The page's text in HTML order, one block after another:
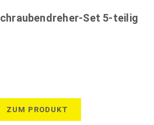
Set 5-teilig
ZUM PRODUKT